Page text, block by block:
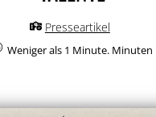
Presseartikel
Weniger als 1 Minute. Minuten